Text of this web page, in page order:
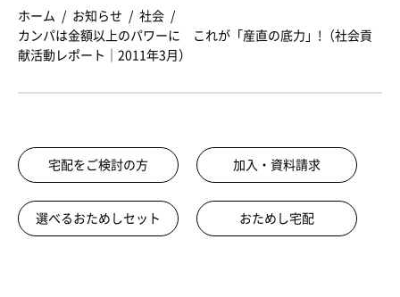
ホーム お知らせ
社会
カンパは金額以上のパワーに これが「産直の底力」!（社会貢
献活動レポート｜2011年3月）
宅配をご検討の方 加入・資料請求
選べるおためしセット おためし宅配